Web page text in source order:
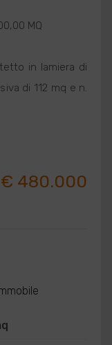
MQ
tetto in lamiera di
di 112 mq e n.
€ 480.000